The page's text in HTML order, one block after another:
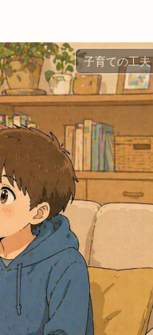
子育ての工夫